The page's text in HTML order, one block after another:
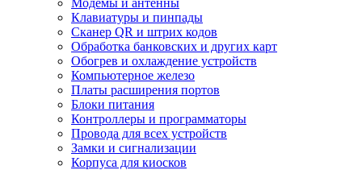
Модемы и антенны
Клавиатуры и пинпады
Сканер QR и штрих кодов
Обработка банковских и других карт
Обогрев и охлаждение устройств
Компьютерное железо
Платы расширения портов
Блоки питания
Контроллеры и программаторы
Провода для всех устройств
Замки и сигнализации
Корпуса для киосков